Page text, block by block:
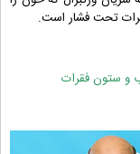
تحت فشار است.
ستون فقرات